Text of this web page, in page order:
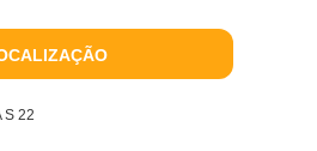
S 22